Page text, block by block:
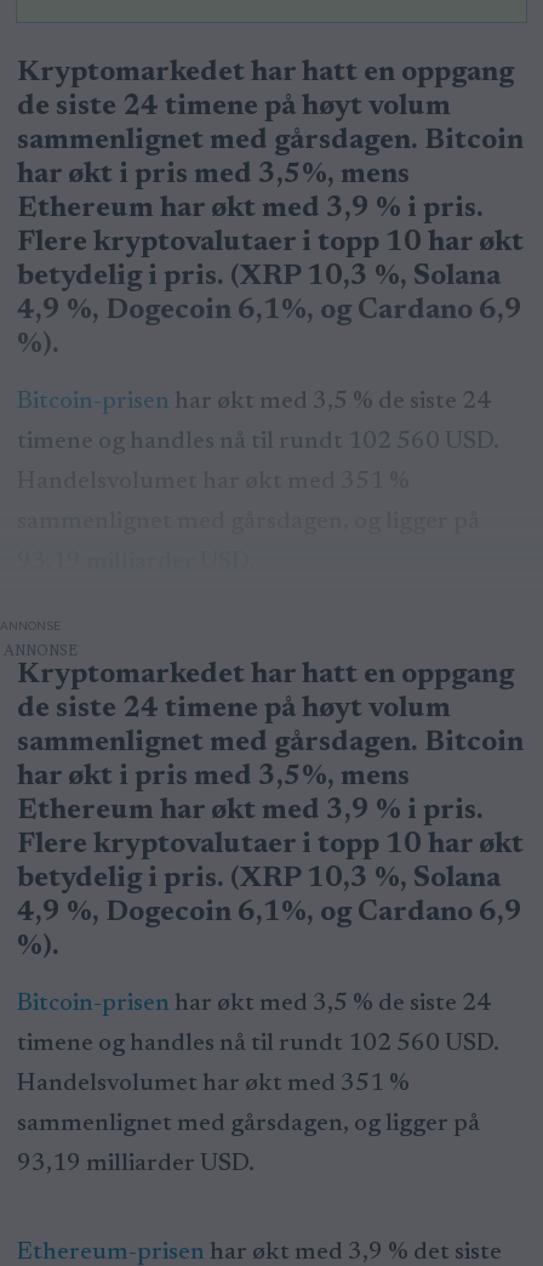
Kryptomarkedet har hatt en oppgang
de siste 24 timene på høyt volum
sammenlignet med gårsdagen. Bitcoin
har økt i pris med 3,5%, mens
Ethereum har økt med 3,9 % i pris.
Flere kryptovalutaer i topp 10 har økt
betydelig i pris. (XRP 10,3 %, Solana
4,9 %, Dogecoin 6,1%, og Cardano 6,9
%).
Bitcoin-prisen har økt med 3,5 % de siste 24
timene og handles nå til rundt 102 560 USD.
ANNONSE
Kryptomarkedet har hatt en oppgang
de siste 24 timene på høyt volum
sammenlignet med gårsdagen. Bitcoin
har økt i pris med 3,5%, mens
Ethereum har økt med 3,9 % i pris.
Flere kryptovalutaer i topp 10 har økt
betydelig i pris. (XRP 10,3 %, Solana
4,9 %, Dogecoin 6,1%, og Cardano 6,9
%).
Bitcoin-prisen har økt med 3,5 % de siste 24
timene og handles nå til rundt 102 560 USD.
Handelsvolumet har økt med 351 %
sammenlignet med gårsdagen, og ligger på
93,19 milliarder USD.
Ethereum-prisen har økt med 3,9 % det siste